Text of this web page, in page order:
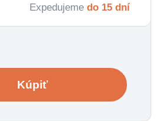
Expedujeme do 15 dní
Kúpiť